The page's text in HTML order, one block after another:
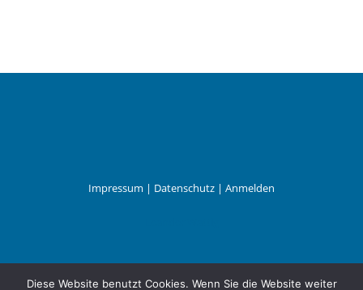
Impressum | Datenschutz | Anmelden
Diese Website benutzt Cookies. Wenn Sie die Website weiter